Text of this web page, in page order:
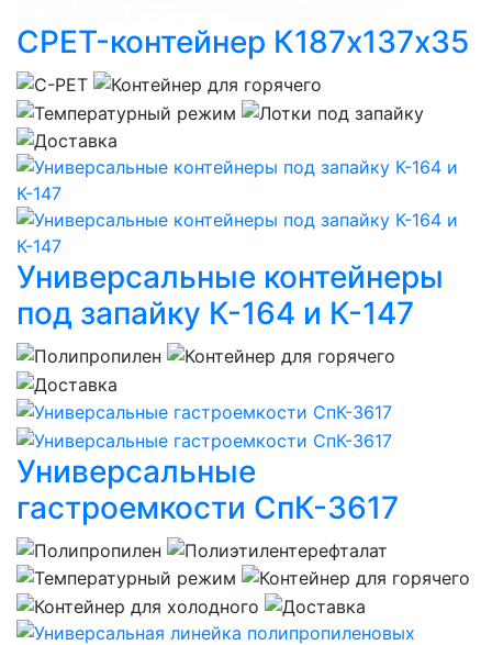
CPET-контейнер К187х137х35
Универсальные контейнеры
под запайку К-164 и К-147
Универсальные
гастроемкости СпК-3617